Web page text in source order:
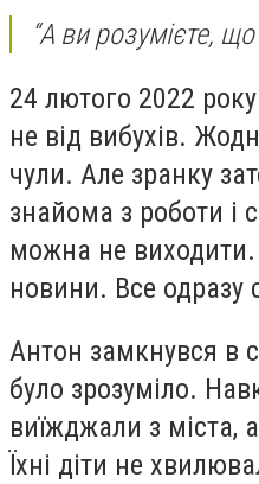
“А ви розумієте,
24 лютого 2022
не від вибухів.
чули. Але зранку
знайома з роботи і
можна не виходити.
новини. Все одразу
Антон замкнувся в
було зрозуміло.
виїжджали з міста,
Їхні діти не